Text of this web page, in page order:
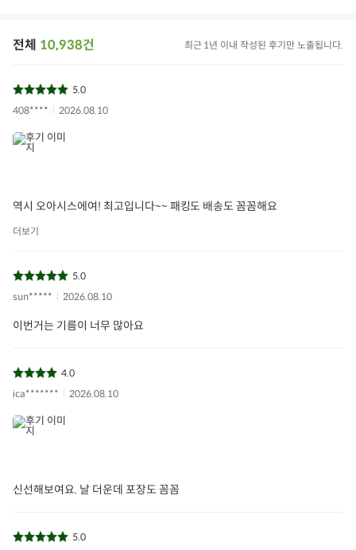
제조년월일/품질유
하단 별도 표기일까지
축산법 등급표시/이
보관/취급방법
전체 10,938건 최근 1년 이내 작성된 후기만 노출됩니다.
5.0
408****
2026.08.10
역시 오아시스에여! 최고입니다~~ 패킹도 배송도 꼼꼼해요
더보기
5.0
sun*****
2026.08.10
이번거는 기름이 너무 많아요
4.0
ica*******
2026.08.10
신선해보여요. 날 더운데 포장도 꼼꼼
5.0